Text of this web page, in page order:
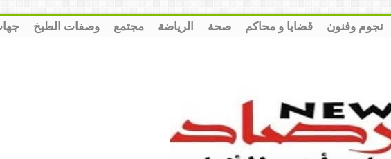
نجوم وفنون قضايا و محاكم صحة الرياضة مجتمع وصفات الطبخ